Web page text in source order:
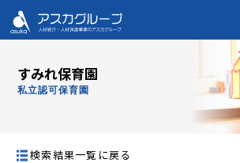
すみれ保育園
私立認可保育園
検索結果一覧に戻る